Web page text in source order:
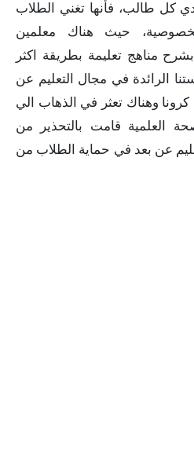
لدي كل طالب، فأنها تغني الطلاب
حيث هناك معلمين
مناهج تعليمة بطريقة اكثر
الرائدة في مجال التعليم عن
وهناك تعثر في الذهاب الي
العلمية قامت بالتحذير من
عن بعد في حماية الطلاب من